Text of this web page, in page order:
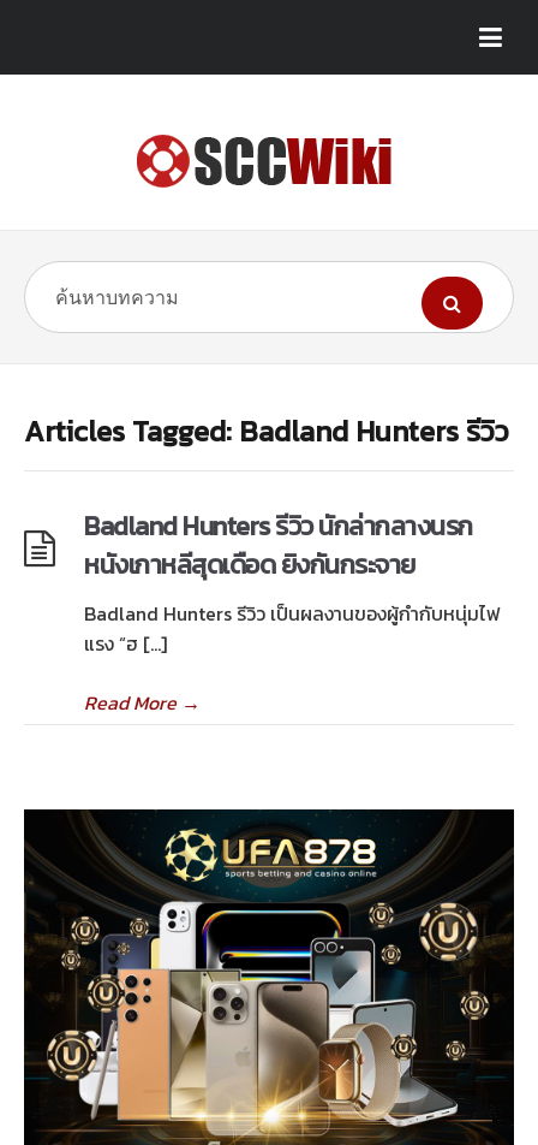
Articles Tagged: Badland Hunters รีวิว
Badland Hunters รีวิว นักล่ากลางนรก
หนังเกาหลีสุดเดือด ยิงกันกระจาย
Badland Hunters รีวิว เป็นผลงานของผู้กำกับหนุ่มไฟ
แรง “ฮ […]
Read More→